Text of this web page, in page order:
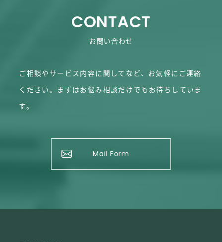
お問い合わせ
CONTACT
お問い合わせ
ご相談やサービス内容に関してなど、お気軽にご連絡
ください。 まずはお悩み相談だけでもお待ちしていま
す。
Mail Form